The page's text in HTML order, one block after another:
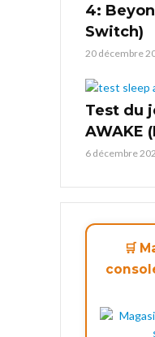
4:
Switch)
20 décembre
Test du
AWAKE
6 décembre
🛒